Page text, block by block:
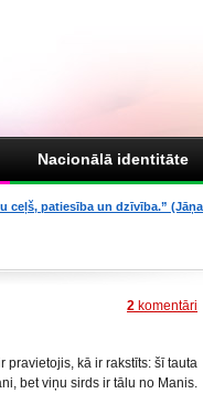
Nacionālā identitāte
ceļš, patiesība un dzīvība.”
2 komentāri
pravietojis, kā ir rakstīts: šī tauta
bet viņu sirds ir tālu no Manis.